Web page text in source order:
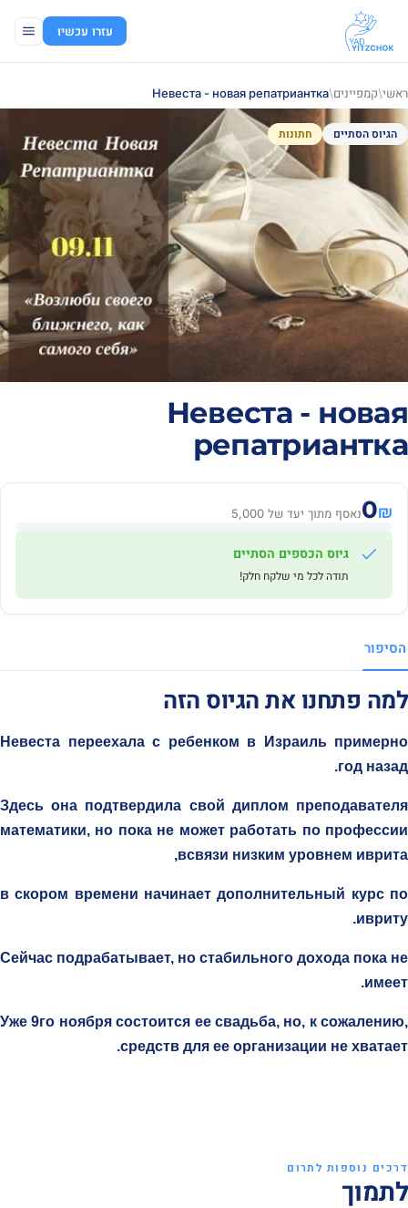
עזרו עכשיו
ראשי/קמפיינים/
Невеста - новая репатриантка
Невеста - новая
репатриантка
הגיוס הסתיים חתונות
הסיפור
₪
0נאסף מתוך יעד של 5,000
גיוס הכספים הסתיים
תודה לכל מי שלקח חלק!
למה פתחנו את הגיוס הזה
Невеста переехала с ребенком в Израиль примерно
год назад.
Здесь она подтвердила свой диплом преподавателя
математики, но пока не может работать по профессии
всвязи низким уровнем иврита,
в скором времени начинает дополнительный курс по
ивриту.
Сейчас подрабатывает, но стабильного дохода пока не
имеет.
Уже 9го ноября состоится ее свадьба, но, к сожалению,
средств для ее организации не хватает.
דרכים נוספות לתרום
לתמוך